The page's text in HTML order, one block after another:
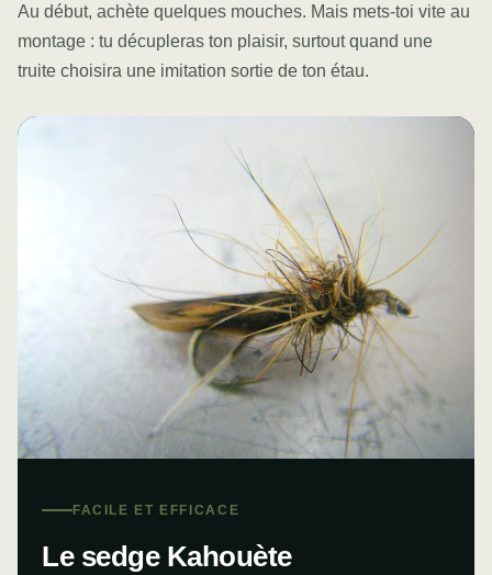
Au début, achète quelques mouches. Mais mets-toi vite au
montage : tu décupleras ton plaisir, surtout quand une
truite choisira une imitation sortie de ton étau.
FACILE ET EFFICACE
Le sedge Kahouète